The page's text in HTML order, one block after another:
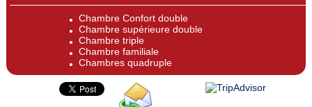
Chambre Confort double
Chambre supérieure double
Chambre triple
Chambre familiale
Chambres quadruple